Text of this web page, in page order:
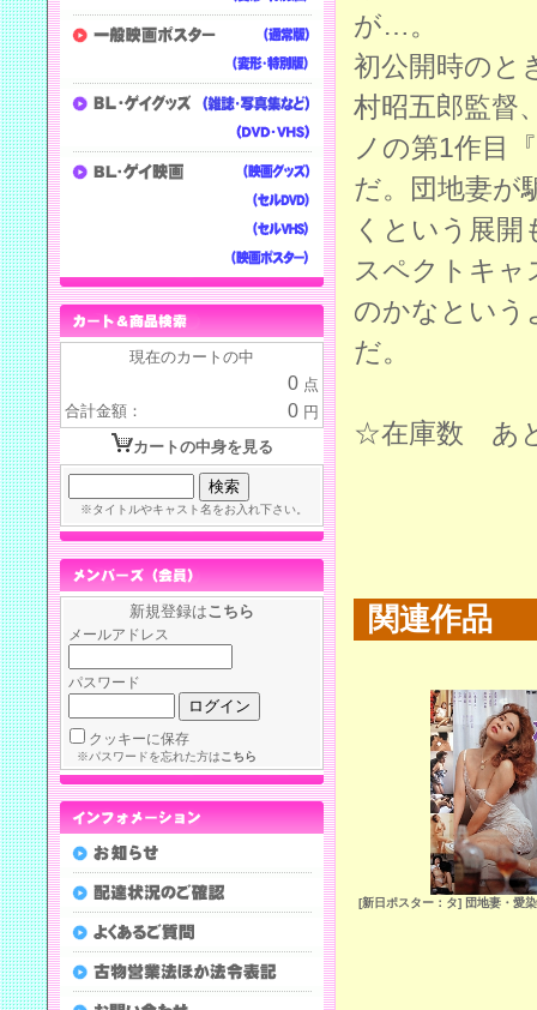
が…。
初公開時のと
村昭五郎監督
ノの第1作目
だ。団地妻が
くという展
スペクトキャ
のかなという
だ。
☆在庫数 あ
関連作品
[新日ポスター：タ] 団地妻・愛
現在のカートの中
0 点
合計金額：
0 円
カートの中身を見る
※タイトルやキャスト名をお入れ下さい。
新規登録はこちら
メールアドレス
パスワード
クッキーに保存
※パスワードを忘れた方はこちら